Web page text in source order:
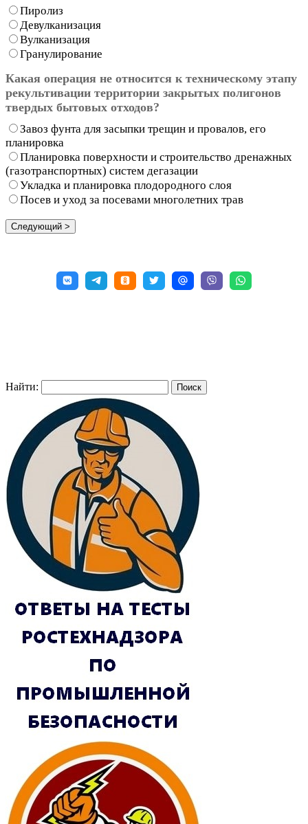
Пиролиз
Девулканизация
Вулканизация
Гранулирование
Какая операция не относится к техническому этапу
рекультивации территории закрытых полигонов
твердых бытовых отходов?
Завоз фунта для засыпки трещин и провалов, его
планировка
Планировка поверхности и строительство дренажных
(газотранспортных) систем дегазации
Укладка и планировка плодородного слоя
Посев и уход за посевами многолетних трав
Найти: